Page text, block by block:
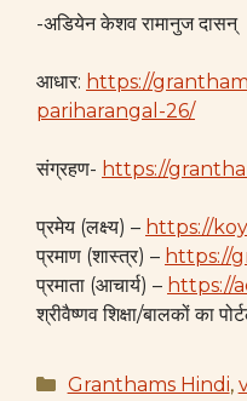
-अडियेन केशव रामानुज दासन्
आधार: https://
pariharangal-26/
संग्रहण- https://
प्रमेय (लक्ष्य) – https://
प्रमाण (शास्त्र) – https://
प्रमाता (आचार्य) – https://
श्रीवैष्णव शिक्षा/बालकों का
Categories
Granthams Hindi,